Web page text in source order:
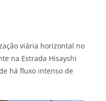
viária horizontal no
na Estrada Hisayshi
há fluxo intenso de